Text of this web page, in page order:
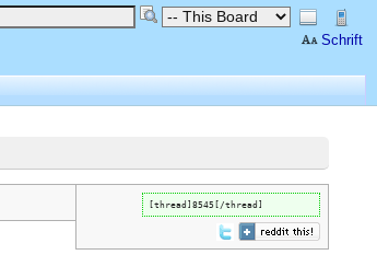
Schrift
[thread]8545[/thread]